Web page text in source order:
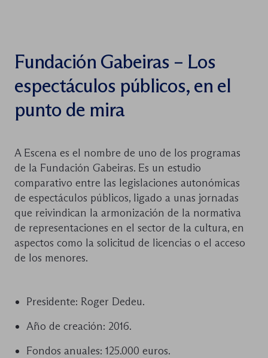
Fundación Gabeiras – Los
espectáculos públicos, en el
punto de mira
A Escena es el nombre de uno de los programas
de la Fundación Gabeiras. Es un estudio
comparativo entre las legislaciones autonómicas
de espectáculos públicos, ligado a unas jornadas
que reivindican la armonización de la normativa
de representaciones en el sector de la cultura, en
aspectos como la solicitud de licencias o el acceso
de los menores.
Presidente: Roger Dedeu.
Año de creación: 2016.
Fondos anuales: 125.000 euros.